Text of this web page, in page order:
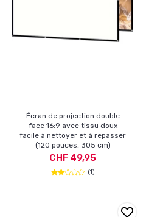
Écran de projection double
face 16:9 avec tissu doux
facile à nettoyer et à repasser
(120 pouces, 305 cm)
CHF 49,95
(1)